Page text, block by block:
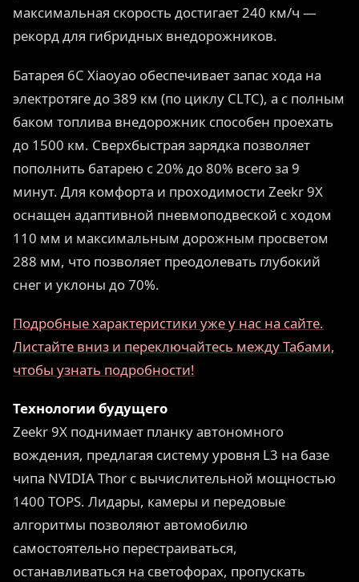
максимальная скорость достигает 240 км/ч —
рекорд для гибридных внедорожников.
Батарея 6C Xiaoyao обеспечивает запас хода на
электротяге до 389 км (по циклу CLTC), а с полным
баком топлива внедорожник способен проехать
до 1500 км. Сверхбыстрая зарядка позволяет
пополнить батарею с 20% до 80% всего за 9
минут. Для комфорта и проходимости Zeekr 9X
оснащен адаптивной пневмоподвеской с ходом
110 мм и максимальным дорожным просветом
288 мм, что позволяет преодолевать глубокий
снег и уклоны до 70%.
Подробные характеристики уже у нас на сайте.
Листайте вниз и переключайтесь между Табами,
чтобы узнать подробности!
Технологии будущего
Zeekr 9X поднимает планку автономного
вождения, предлагая систему уровня L3 на базе
чипа NVIDIA Thor с вычислительной мощностью
1400 TOPS. Лидары, камеры и передовые
алгоритмы позволяют автомобилю
самостоятельно перестраиваться,
останавливаться на светофорах, пропускать